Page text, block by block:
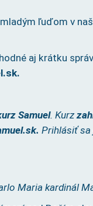
ľuďom v
aj krátku
Samuel. Kurz
Prihlásiť sa
Maria kardinál